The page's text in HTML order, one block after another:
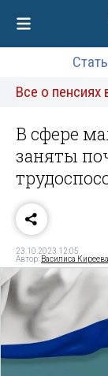
Все о пенсиях
В сфере
заняты
23.10.2023 12:05
Автор: Василиса Киреева